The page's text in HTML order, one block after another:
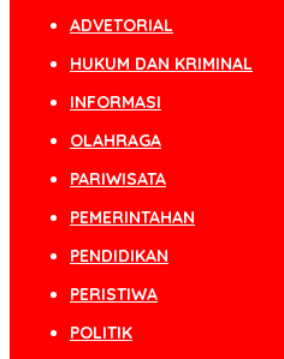
ADVETORIAL
HUKUM DAN KRIMINAL
INFORMASI
OLAHRAGA
PARIWISATA
PEMERINTAHAN
PENDIDIKAN
PERISTIWA
POLITIK